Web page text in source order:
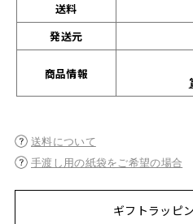
送料
発送元
商品情報
送料について
手渡し用の紙袋をご希望の場合
ギフトラッピ